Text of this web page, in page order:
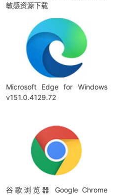
敏感资源下载
Microsoft Edge for Windows
v151.0.4129.72
谷歌浏览器 Google Chrome